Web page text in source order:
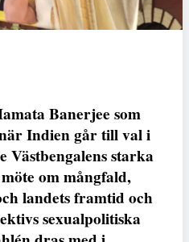
Banerjee som
Indien går till val i
Västbengalens starka
om mångfald,
landets framtid och
sexualpolitiska